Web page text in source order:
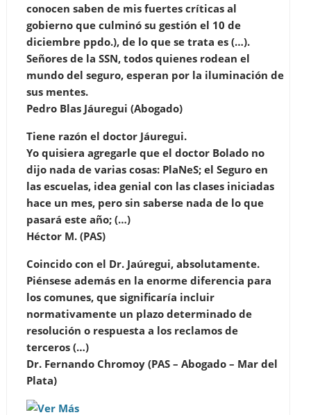
conocen saben de mis fuertes críticas al
gobierno que culminó su gestión el 10 de
diciembre ppdo.), de lo que se trata es (…).
Señores de la SSN, todos quienes rodean el
mundo del seguro, esperan por la iluminación de
sus mentes.
Pedro Blas Jáuregui (Abogado)
Tiene razón el doctor Jáuregui.
Yo quisiera agregarle que el doctor Bolado no
dijo nada de varias cosas: PlaNeS; el Seguro en
las escuelas, idea genial con las clases iniciadas
hace un mes, pero sin saberse nada de lo que
pasará este año; (…)
Héctor M. (PAS)
Coincido con el Dr. Jaúregui, absolutamente.
Piénsese además en la enorme diferencia para
los comunes, que significaría incluir
normativamente un plazo determinado de
resolución o respuesta a los reclamos de
terceros (…)
Dr. Fernando Chromoy (PAS – Abogado – Mar del
Plata)